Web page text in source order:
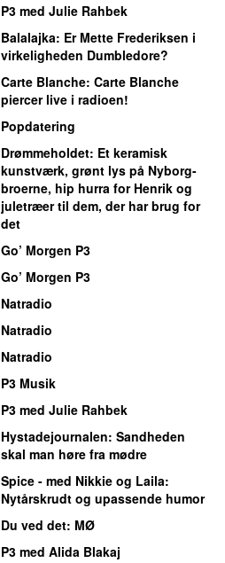
P3 med Julie Rahbek
Balalajka: Er Mette Frederiksen i
virkeligheden Dumbledore?
Carte Blanche: Carte Blanche
piercer live i radioen!
Popdatering
Drømmeholdet: Et keramisk
kunstværk, grønt lys på Nyborg-
broerne, hip hurra for Henrik og
juletræer til dem, der har brug for
det
Go’ Morgen P3
Go’ Morgen P3
Natradio
Natradio
Natradio
P3 Musik
P3 med Julie Rahbek
Hystadejournalen: Sandheden
skal man høre fra mødre
Spice - med Nikkie og Laila:
Nytårskrudt og upassende humor
Du ved det: MØ
P3 med Alida Blakaj